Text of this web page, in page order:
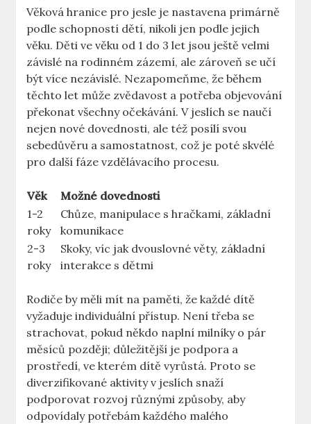
Věková hranice pro jesle je nastavena primárně
podle schopností dětí, nikoli jen podle jejich
věku. Děti ve věku od 1 do 3 let jsou ještě velmi
závislé na rodinném zázemí, ale zároveň se učí
být více nezávislé. Nezapomeňme, že během
těchto let může zvědavost a potřeba objevování
překonat všechny očekávání. V jeslích se naučí
nejen nové dovednosti, ale též posílí svou
sebedůvěru a samostatnost, což je poté skvélé
pro další fáze vzdělávacího procesu.
Věk
Možné dovednosti
1-2
roky
Chůze, manipulace s hračkami, základní
komunikace
2-3
roky
Skoky, víc jak dvouslovné věty, základní
interakce s dětmi
Rodiče by měli mít na paměti, že každé dítě
vyžaduje individuální přístup. Není třeba se
strachovat, pokud někdo naplní milníky o pár
měsíců později; důležitější je podpora a
prostředí, ve kterém dítě vyrůstá. Proto se
diverzifikované aktivity v jeslích snaží
podporovat rozvoj různými způsoby, aby
odpovídaly potřebám každého malého